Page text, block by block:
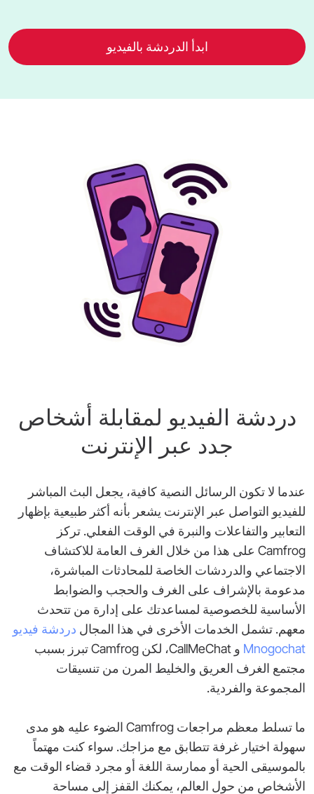
ابدأ الدردشة بالفيديو
دردشة الفيديو لمقابلة أشخاص
جدد عبر الإنترنت
عندما لا تكون الرسائل النصية كافية، يجعل البث المباشر
للفيديو التواصل عبر الإنترنت يشعر بأنه أكثر طبيعية بإظهار
التعابير والتفاعلات والنبرة في الوقت الفعلي. تركز
Camfrog على هذا من خلال الغرف العامة للاكتشاف
الاجتماعي والدردشات الخاصة للمحادثات المباشرة،
مدعومة بالإشراف على الغرف والحجب والضوابط
الأساسية للخصوصية لمساعدتك على إدارة من تتحدث
معهم. تشمل الخدمات الأخرى في هذا المجال دردشة فيديو
Mnogochat
و CallMeChat، لكن Camfrog تبرز بسبب
مجتمع الغرف العريق والخليط المرن من تنسيقات
المجموعة والفردية.
ما تسلط معظم مراجعات Camfrog الضوء عليه هو مدى
سهولة اختيار غرفة تتطابق مع مزاجك. سواء كنت مهتماً
بالموسيقى الحية أو ممارسة اللغة أو مجرد قضاء الوقت مع
الأشخاص من حول العالم، يمكنك القفز إلى مساحة